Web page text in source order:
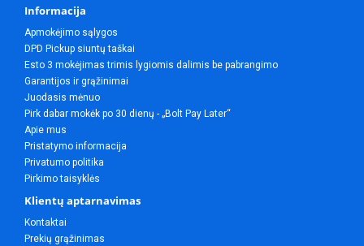
Informacija
Apmokėjimo sąlygos
DPD Pickup siuntų taškai
Esto 3 mokėjimas trimis lygiomis dalimis be pabrangimo
Garantijos ir grąžinimai
Juodasis mėnuo
Pirk dabar mokėk po 30 dienų - „Bolt Pay Later“
Apie mus
Pristatymo informacija
Privatumo politika
Pirkimo taisyklės
Klientų aptarnavimas
Kontaktai
Prekių grąžinimas